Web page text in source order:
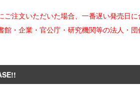
注文いただいた場合、一番遅い発売日に
・企業・官公庁・研究機関等の法人・団